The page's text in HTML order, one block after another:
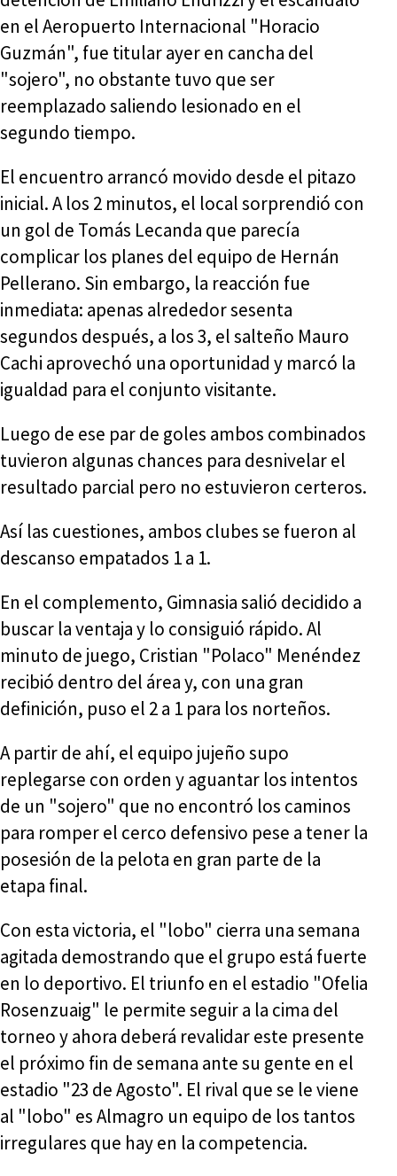
en el Aeropuerto Internacional "Horacio
Guzmán", fue titular ayer en cancha del
"sojero", no obstante tuvo que ser
reemplazado saliendo lesionado en el
segundo tiempo.
El encuentro arrancó movido desde el pitazo
inicial. A los 2 minutos, el local sorprendió con
un gol de Tomás Lecanda que parecía
complicar los planes del equipo de Hernán
Pellerano. Sin embargo, la reacción fue
inmediata: apenas alrededor sesenta
segundos después, a los 3, el salteño Mauro
Cachi aprovechó una oportunidad y marcó la
igualdad para el conjunto visitante.
Luego de ese par de goles ambos combinados
tuvieron algunas chances para desnivelar el
resultado parcial pero no estuvieron certeros.
Así las cuestiones, ambos clubes se fueron al
descanso empatados 1 a 1.
En el complemento, Gimnasia salió decidido a
buscar la ventaja y lo consiguió rápido. Al
minuto de juego, Cristian "Polaco" Menéndez
recibió dentro del área y, con una gran
definición, puso el 2 a 1 para los norteños.
A partir de ahí, el equipo jujeño supo
replegarse con orden y aguantar los intentos
de un "sojero" que no encontró los caminos
para romper el cerco defensivo pese a tener la
posesión de la pelota en gran parte de la
etapa final.
Con esta victoria, el "lobo" cierra una semana
agitada demostrando que el grupo está fuerte
en lo deportivo. El triunfo en el estadio "Ofelia
Rosenzuaig" le permite seguir a la cima del
torneo y ahora deberá revalidar este presente
el próximo fin de semana ante su gente en el
estadio "23 de Agosto". El rival que se le viene
al "lobo" es Almagro un equipo de los tantos
irregulares que hay en la competencia.